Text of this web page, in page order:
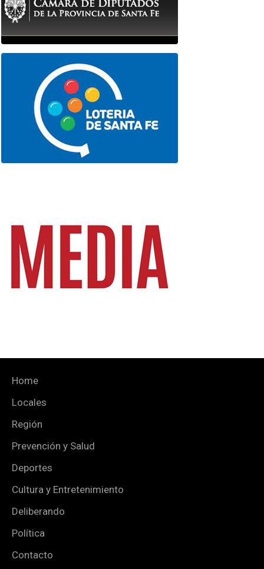
Home
Locales
Región
Prevención y Salud
Deportes
Cultura y Entretenimiento
Deliberando
Política
Contacto